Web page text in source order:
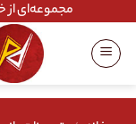
content
مجموعه‌ای از